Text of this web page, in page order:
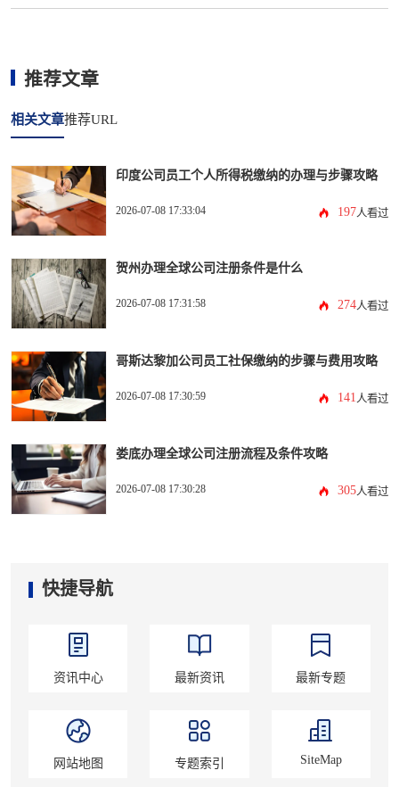
推荐文章
相关文章推荐URL
印度公司员工个人所得税缴纳的办理与步骤攻略
2026-07-08 17:33:04 197人看过
贺州办理全球公司注册条件是什么
2026-07-08 17:31:58 274人看过
哥斯达黎加公司员工社保缴纳的步骤与费用攻略
2026-07-08 17:30:59 141人看过
娄底办理全球公司注册流程及条件攻略
2026-07-08 17:30:28 305人看过
快捷导航
资讯中心 最新资讯 最新专题
网站地图 专题索引 SiteMap